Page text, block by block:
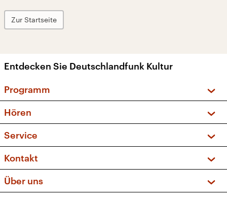
Zur Startseite
Entdecken Sie Deutschlandfunk Kultur
Programm
Sendungen und Podcasts
Musikliste
Kakadu – Das Kinderprogramm
Hören
Frequenzen (UKW + DAB+)
Service
FAQ
Apps
Newsletter
Kontakt
Social Media
Über uns